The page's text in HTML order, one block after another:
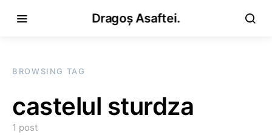
Dragoș Asaftei.
BROWSING TAG
castelul sturdza
1 post